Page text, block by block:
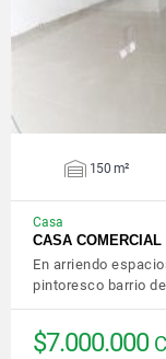
150 m²
Casa
CASA
En arriendo
pintoresco barrio
$7.000.000